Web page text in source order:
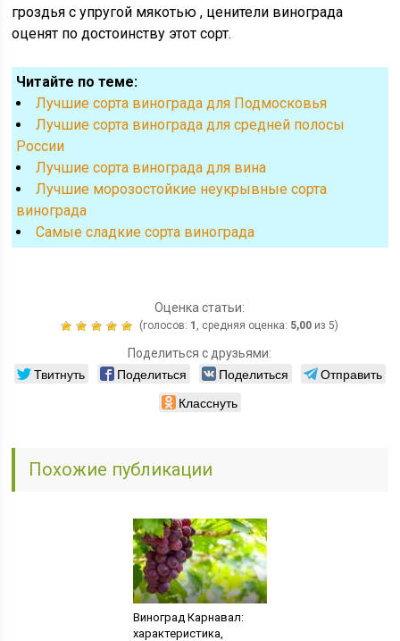
гроздья с упругой мякотью , ценители винограда
оценят по достоинству этот сорт.
Читайте по теме:
Лучшие сорта винограда для Подмосковья
Лучшие сорта винограда для средней полосы
России
Лучшие сорта винограда для вина
Лучшие морозостойкие неукрывные сорта
винограда
Cамые сладкие сорта винограда
Оценка статьи:
(голосов: 1 , средняя оценка: 5,00 из 5)
Поделиться с друзьями:
Твитнуть Поделиться Поделиться
Отправить
Класснуть
Похожие публикации
Виноград Карнавал:
характеристика,